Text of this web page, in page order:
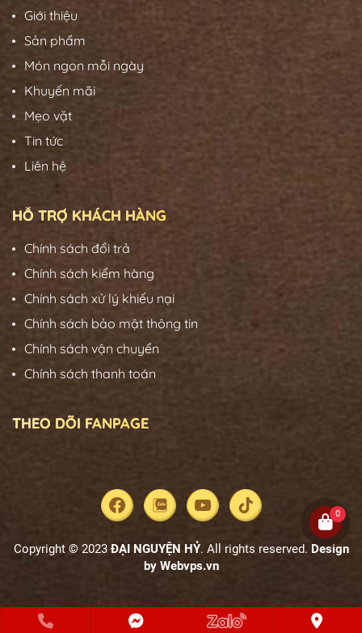
Giới thiệu
Sản phẩm
Món ngon mỗi ngày
Khuyến mãi
Mẹo vặt
Tin tức
Liên hệ
HỖ TRỢ KHÁCH HÀNG
Chính sách đổi trả
Chính sách kiểm hàng
Chính sách xử lý khiếu nại
Chính sách bảo mật thông tin
Chính sách vận chuyển
Chính sách thanh toán
THEO DÕI FANPAGE
Copyright © 2023ĐẠI NGUYỆN HỶ. All rights reserved. Design
by Webvps.vn
0